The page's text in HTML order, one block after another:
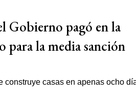
Gobierno pagó en la
para la media sanción